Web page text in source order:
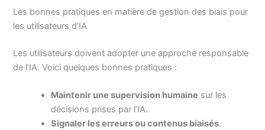
Les bonnes pratiques en matière de gestion des biais pour
les utilisateurs d’IA
Les utilisateurs doivent adopter une approche responsable
de l’IA. Voici quelques bonnes pratiques :
Maintenir une supervision humaine sur les
décisions prises par l’IA.
Signaler les erreurs ou contenus biaisés.